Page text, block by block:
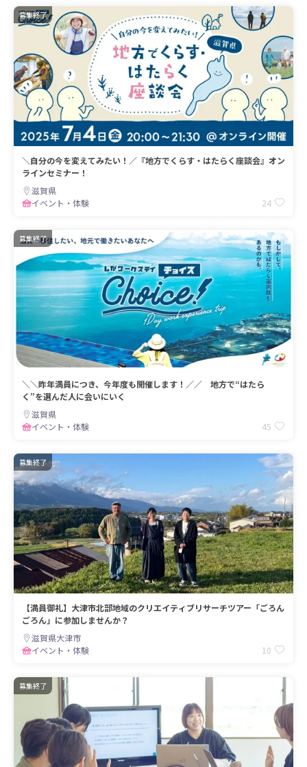
募集終了
＼自分の今を変えてみたい！／『地方でくらす・はたらく座談会』オン
ラインセミナー！
滋賀県
イベント・体験
24
募集終了
＼＼昨年満員につき、今年度も開催します！／／ 地方で“はたら
く”を選んだ人に会いにいく
滋賀県
イベント・体験
45
募集終了
【満員御礼】大津市北部地域のクリエイティブリサーチツアー「ごろん
ごろん」に参加しませんか？
滋賀県大津市
イベント・体験
10
募集終了